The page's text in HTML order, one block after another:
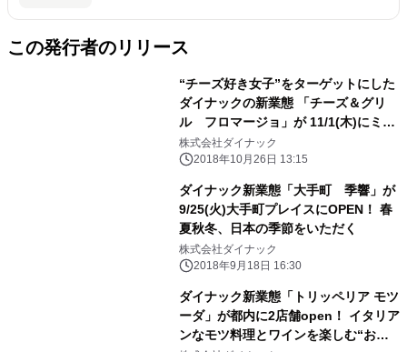
この発行者のリリース
“チーズ好き女子”をターゲットにした
ダイナックの新業態 「チーズ＆グリ
ル フロマージョ」が 11/1(木)にミン
ト神戸にOPEN 色鮮やかなチーズフ
ォンデュなどインスタ映えメニュー
株式会社ダイナック
2018年10月26日 13:15
ダイナック新業態「大手町 季響」が
9/25(火)大手町プレイスにOPEN！ 春
夏秋冬、日本の季節をいただく
株式会社ダイナック
2018年9月18日 16:30
ダイナック新業態「トリッペリア モツ
ーダ」が都内に2店舗open！ イタリア
ンなモツ料理とワインを楽しむ“おじ